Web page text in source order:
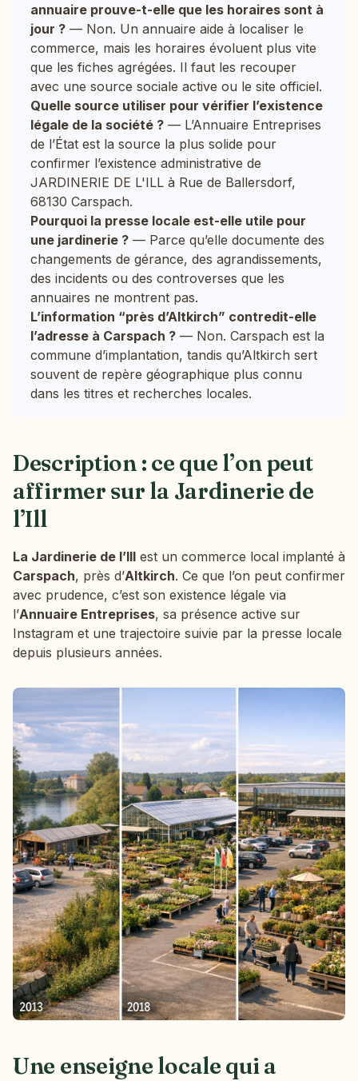
annuaire prouve-t-elle que les horaires sont à
jour ? — Non. Un annuaire aide à localiser le
commerce, mais les horaires évoluent plus vite
que les fiches agrégées. Il faut les recouper
avec une source sociale active ou le site officiel.
Quelle source utiliser pour vérifier l’existence
légale de la société ? — L’Annuaire Entreprises
de l’État est la source la plus solide pour
confirmer l’existence administrative de
JARDINERIE DE L'ILL à Rue de Ballersdorf,
68130 Carspach.
Pourquoi la presse locale est-elle utile pour
une jardinerie ? — Parce qu’elle documente des
changements de gérance, des agrandissements,
des incidents ou des controverses que les
annuaires ne montrent pas.
L’information “près d’Altkirch” contredit-elle
l’adresse à Carspach ? — Non. Carspach est la
commune d’implantation, tandis qu’Altkirch sert
souvent de repère géographique plus connu
dans les titres et recherches locales.
Description : ce que l’on peut
affirmer sur la Jardinerie de
l’Ill
La Jardinerie de l’Ill est un commerce local implanté à
Carspach, près d’Altkirch. Ce que l’on peut confirmer
avec prudence, c’est son existence légale via
l’Annuaire Entreprises, sa présence active sur
Instagram et une trajectoire suivie par la presse locale
depuis plusieurs années.
Une enseigne locale qui a